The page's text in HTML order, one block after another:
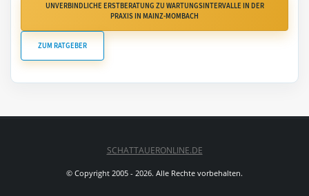
UNVERBINDLICHE ERSTBERATUNG ZU WARTUNGSINTERVALLE IN DER
PRAXIS IN MAINZ-MOMBACH
ZUM RATGEBER
SCHATTAUERONLINE.DE
© Copyright 2005 - 2026. Alle Rechte vorbehalten.